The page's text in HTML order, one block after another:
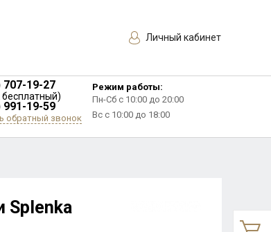
Личный кабинет
707-19-27
бесплатный)
991-19-59
обратный звонок
Режим работы:
Пн-Сб с 10:00 до 20:00
Вс с 10:00 до 18:00
Splenka